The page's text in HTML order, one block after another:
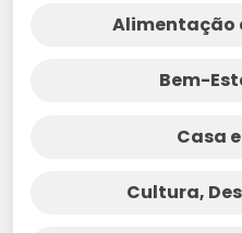
Alimentação
Bem-
Casa
Cultura,